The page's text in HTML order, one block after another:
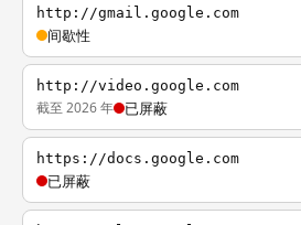
http://gmail.google.com
间歇性
http://video.google.com
截至 2026 年 已屏蔽
https://docs.google.com
已屏蔽